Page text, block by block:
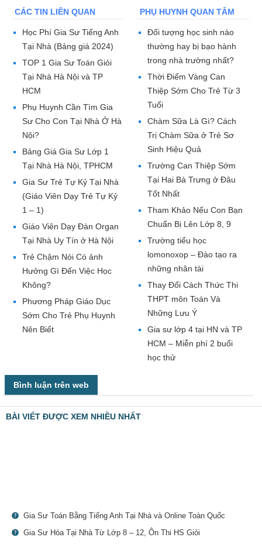
CÁC TIN LIÊN QUAN
Học Phí Gia Sư Tiếng Anh
Tại Nhà (Bảng giá 2024)
TOP 1 Gia Sư Toán Giỏi
Tại Nhà Hà Nội và TP
HCM
Phụ Huynh Cần Tìm Gia
Sư Cho Con Tại Nhà Ở Hà
Nội?
Bảng Giá Gia Sư Lớp 1
Tại Nhà Hà Nội, TPHCM
Gia Sư Trẻ Tự Kỷ Tại Nhà
(Giáo Viên Dạy Trẻ Tự Kỷ
1 – 1)
Giáo Viên Dạy Đàn Organ
Tại Nhà Uy Tín ở Hà Nội
Trẻ Chậm Nói Có ảnh
Hưởng Gì Đến Việc Học
Không?
Phương Pháp Giáo Dục
Sớm Cho Trẻ Phụ Huynh
Nên Biết
PHỤ HUYNH QUAN TÂM
Đối tượng học sinh nào
thường hay bị bạo hành
trong nhà trường nhất?
Thời Điểm Vàng Can
Thiệp Sớm Cho Trẻ Từ 3
Tuổi
Chàm Sữa Là Gì? Cách
Trị Chàm Sữa ở Trẻ Sơ
Sinh Hiệu Quả
Trường Can Thiệp Sớm
Tại Hai Bà Trưng ở Đâu
Tốt Nhất
Tham Khảo Nếu Con Bạn
Chuẩn Bị Lên Lớp 8, 9
Trường tiểu học
lomonoxop – Đào tạo ra
những nhân tài
Thay Đổi Cách Thức Thi
THPT môn Toán Và
Những Lưu Ý
Gia sư lớp 4 tại HN và TP
HCM – Miễn phí 2 buổi
học thử
Bình luận trên web
BÀI VIẾT ĐƯỢC XEM NHIỀU NHẤT
Gia Sư Toán Bằng Tiếng Anh Tại Nhà và Online Toàn Quốc
Gia Sư Hóa Tại Nhà Từ Lớp 8 – 12, Ôn Thi HS Giỏi